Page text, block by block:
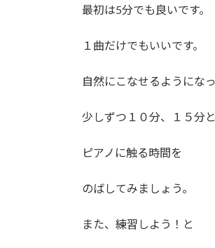
最初は5分でも良いです。
１曲だけでもいいです。
自然にこなせるようになっ
少しずつ１０分、１５分
ピアノに触る時間を
のばしてみましょう。
また、練習しよう！と